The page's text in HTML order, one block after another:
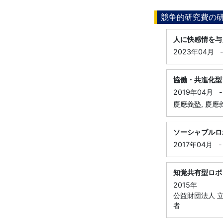
競争的研究費の
人に快感情を
2023年04月
-
協働・共進化
2019年04月
-
慶應義塾, 慶應
ソーシャブル
2017年04月
-
知覚共有型ロ
2015年
公益財団法人
者